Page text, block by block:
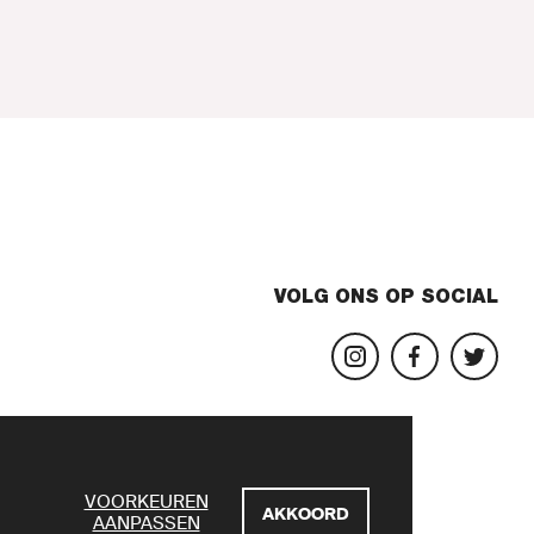
VOORKEUREN
AANPASSEN
AKKOORD
VOLG ONS OP SOCIAL